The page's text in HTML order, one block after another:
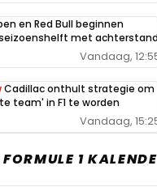
en Red Bull beginnen
met achterstand
Vandaag,
Cadillac onthult strategie om
team' in F1 te worden
Vandaag,
1